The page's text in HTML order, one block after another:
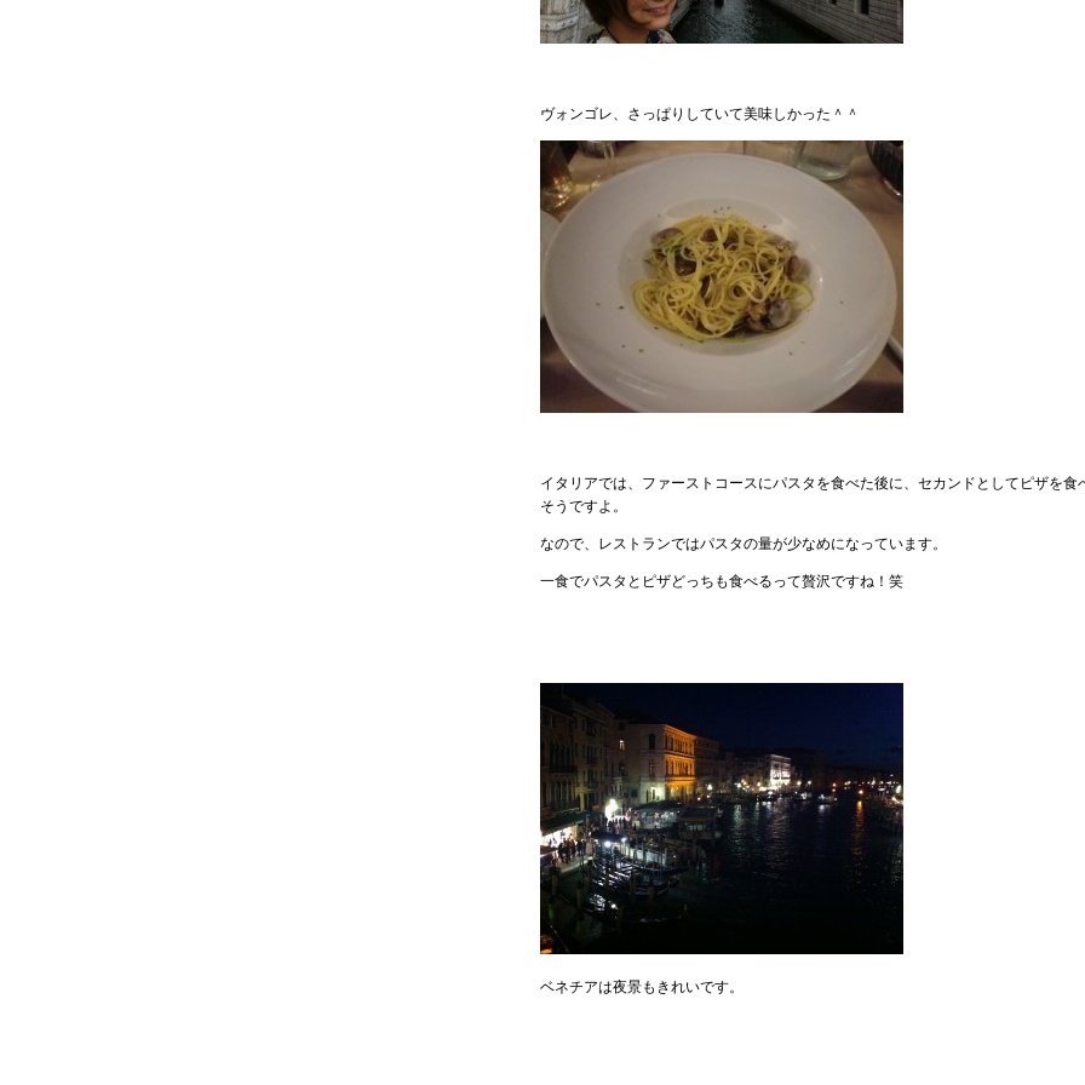
ヴォンゴレ、さっぱりしていて美味しかった＾＾
イタリアでは、ファーストコースにパスタを食べた後に、セカンドとしてピザを食
そうですよ。
なので、レストランではパスタの量が少なめになっています。
一食でパスタとピザどっちも食べるって贅沢ですね！笑
ベネチアは夜景もきれいです。